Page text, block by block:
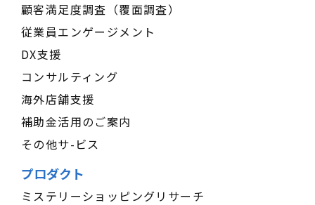
顧客満足度調査（覆面調査）
従業員エンゲージメント
DX支援
コンサルティング
海外店舗支援
補助金活用のご案内
その他サ-ビス
プロダクト
ミステリーショッピングリサーチ